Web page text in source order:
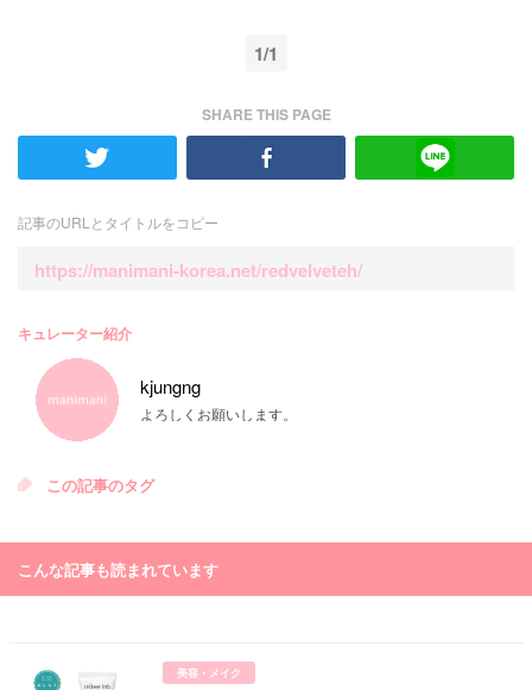
1/1
SHARE THIS PAGE
記事のURLとタイトルをコピー
https://manimani-korea.net/redvelveteh/
キュレーター紹介
kjungng
よろしくお願いします。
この記事のタグ
こんな記事も読まれています
美容・メイク